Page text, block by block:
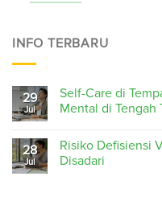
INFO TERBARU
29
Jul
Self-Care di
Mental di Tengah
28
Jul
Risiko Defisiensi
Disadari